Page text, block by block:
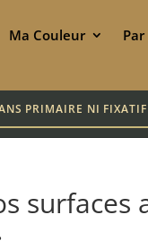
Ma Couleur
PRIMAIRE NI
surfaces